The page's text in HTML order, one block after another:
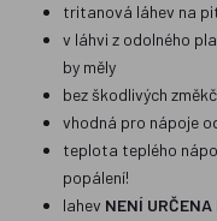
tritanová láhev na
v láhvi z odolného
by měly
bez škodlivých
vhodná pro nápoje
teplota teplého
popálení!
lahev NENÍ